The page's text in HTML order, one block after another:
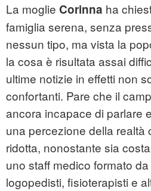
La moglie Corinna ha
famiglia serena, senza
nessun tipo, ma vista la
la cosa è risultata assai
ultime notizie in effetti non
confortanti. Pare che il
ancora incapace di parlare
una percezione della realtà
ridotta, nonostante sia
uno staff medico formato
logopedisti, fisioterapisti e